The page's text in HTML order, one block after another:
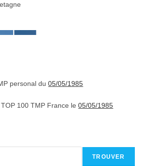
personal du05/05/1985
100 TMP France le05/05/1985
TROUVER